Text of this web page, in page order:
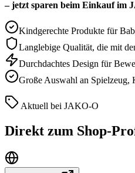
– jetzt sparen beim Einkauf im
Kindgerechte Produkte für
Langlebige Qualität, die mit
Durchdachtes Design für
Große Auswahl an
Aktuell bei JAKO-O
Direkt zum Shop-